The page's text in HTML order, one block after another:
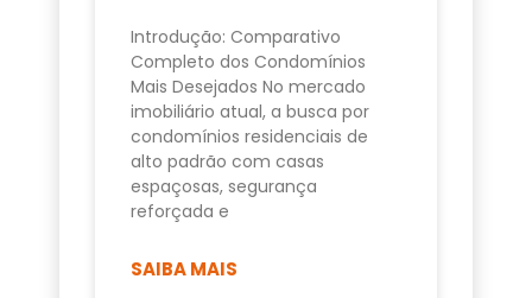
Introdução: Comparativo
Completo dos Condomínios
Mais Desejados No mercado
imobiliário atual, a busca por
condomínios residenciais de
alto padrão com casas
espaçosas, segurança
reforçada e
SAIBA MAIS